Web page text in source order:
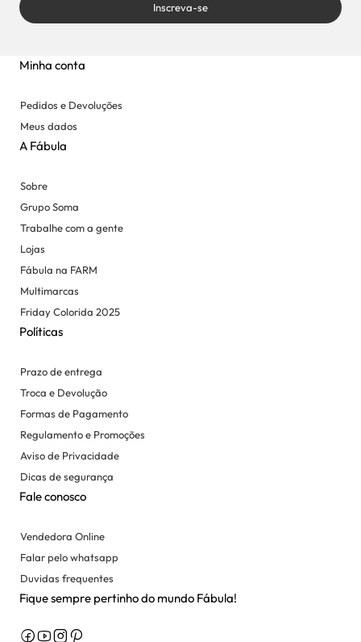
Inscreva-se
Minha conta
Pedidos e Devoluções
Meus dados
A Fábula
Sobre
Grupo Soma
Trabalhe com a gente
Lojas
Fábula na FARM
Multimarcas
Friday Colorida 2025
Políticas
Prazo de entrega
Troca e Devolução
Formas de Pagamento
Regulamento e Promoções
Aviso de Privacidade
Dicas de segurança
Fale conosco
Vendedora Online
Falar pelo whatsapp
Duvidas frequentes
Fique sempre pertinho do mundo Fábula!